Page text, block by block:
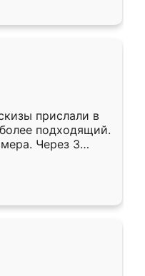
прислали в
подходящий.
Через 3
Остались
Ренессанс